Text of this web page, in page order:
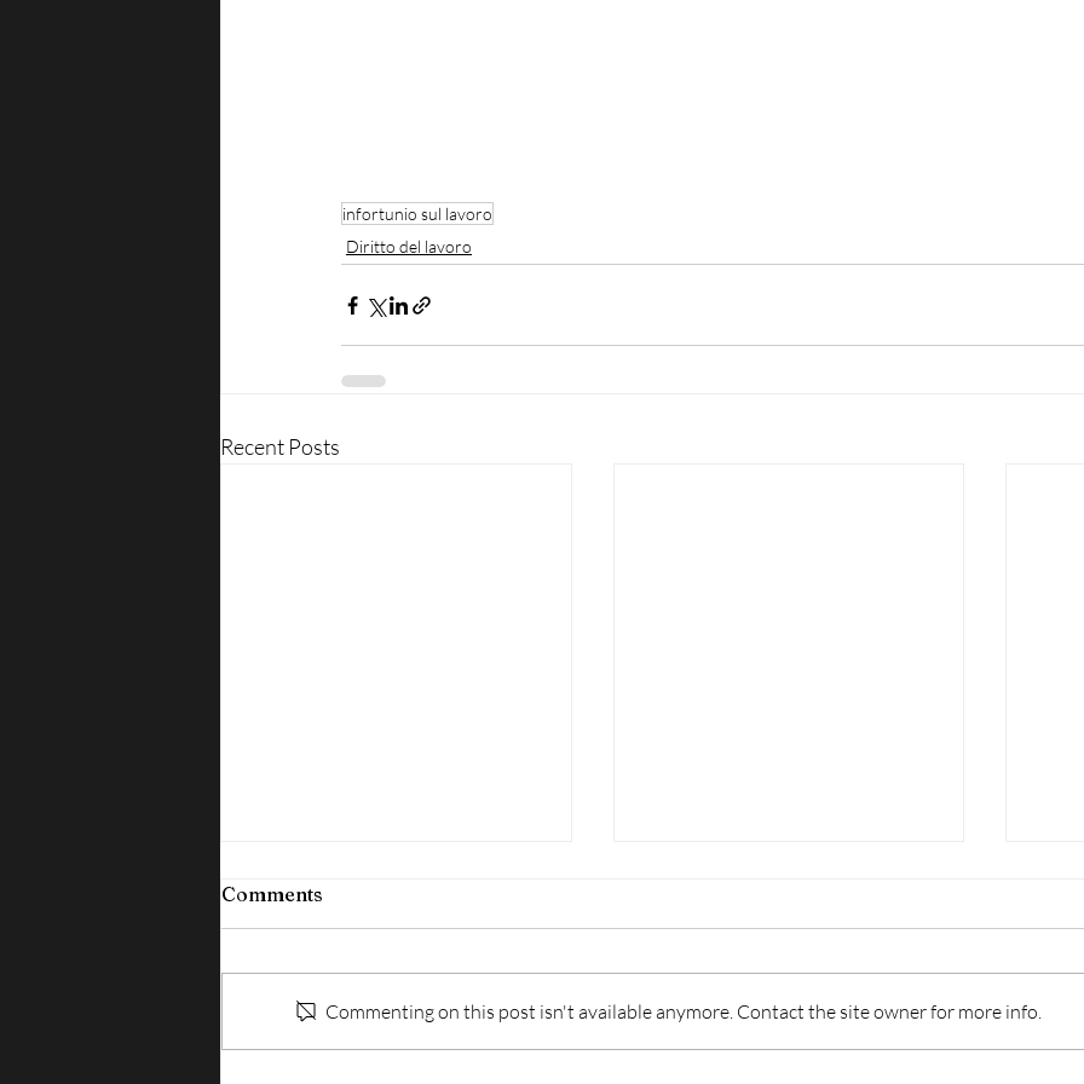
infortunio sul lavoro
Diritto del lavoro
Recent Posts
Comments
Commenting on this post isn't available anymore. Contact the site owner for more info.